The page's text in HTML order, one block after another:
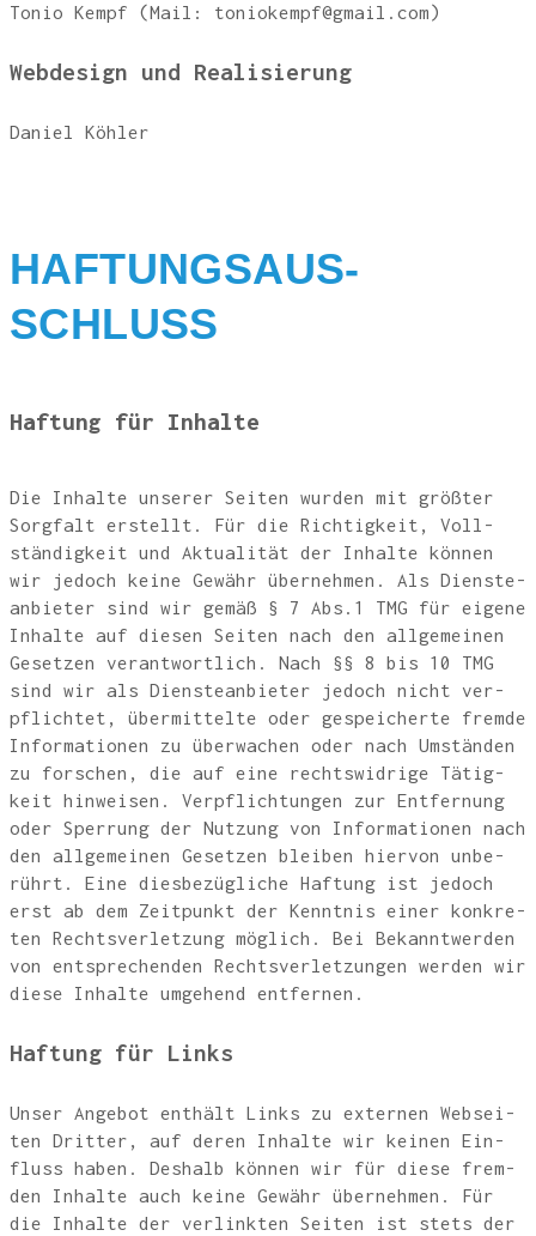
Tonio Kempf (Mail: toniokempf@gmail.com)
Web­de­sign und Realisierung
Dani­el Köhler
HAF­TUNGS­AUS­
SCHLUSS
Haf­tung für Inhalte
Die Inhal­te unse­rer Sei­ten wur­den mit größ­ter
Sorg­falt erstellt. Für die Rich­tig­keit, Voll­
stän­dig­keit und Aktua­li­tät der Inhal­te kön­nen
wir jedoch kei­ne Gewähr über­neh­men. Als Diens­te­
an­bie­ter sind wir gemäß § 7 Abs.1 TMG für eige­ne
Inhal­te auf die­sen Sei­ten nach den all­ge­mei­nen
Geset­zen ver­ant­wort­lich. Nach §§ 8 bis 10 TMG
sind wir als Diens­te­an­bie­ter jedoch nicht ver­
pflich­tet, über­mit­tel­te oder gespei­cher­te frem­de
Infor­ma­tio­nen zu über­wa­chen oder nach Umstän­den
zu for­schen, die auf eine rechts­wid­ri­ge Tätig­
keit hin­wei­sen. Ver­pflich­tun­gen zur Ent­fer­nung
oder Sper­rung der Nut­zung von Infor­ma­tio­nen nach
den all­ge­mei­nen Geset­zen blei­ben hier­von unbe­
rührt. Eine dies­be­züg­li­che Haf­tung ist jedoch
erst ab dem Zeit­punkt der Kennt­nis einer kon­kre­
ten Rechts­ver­let­zung mög­lich. Bei Bekannt­wer­den
von ent­spre­chen­den Rechts­ver­let­zun­gen wer­den wir
die­se Inhal­te umge­hend entfernen.
Haf­tung für Links
Unser Ange­bot ent­hält Links zu exter­nen Web­sei­
ten Drit­ter, auf deren Inhal­te wir kei­nen Ein­
fluss haben. Des­halb kön­nen wir für die­se frem­
den Inhal­te auch kei­ne Gewähr über­neh­men. Für
die Inhal­te der ver­link­ten Sei­ten ist stets der